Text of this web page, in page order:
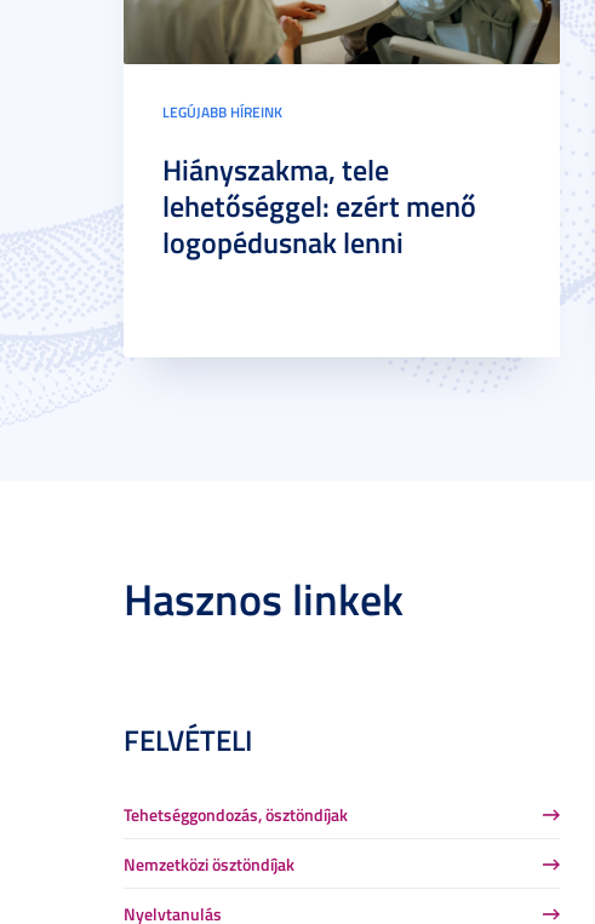
LEGÚJABB HÍREINK
Hiányszakma, tele
lehetőséggel: ezért menő
logopédusnak lenni
Hasznos linkek
FELVÉTELI
Tehetséggondozás, ösztöndíjak
Nemzetközi ösztöndíjak
Nyelvtanulás